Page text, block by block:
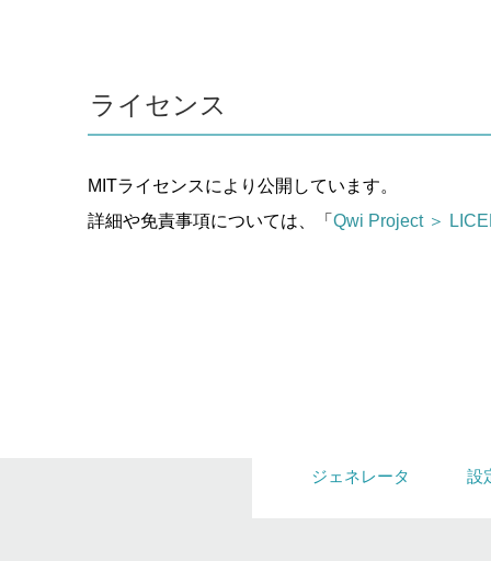
ライセンス
MITライセンスにより公開しています。
詳細や免責事項については、「 Qwi Project ＞
ジェネレータ 設